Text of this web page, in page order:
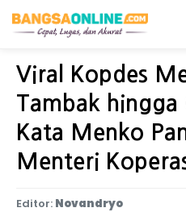
Home Nasional
Viral Kopdes
Tambak hingga
Kata Menko
Menteri
Editor: Novandryo